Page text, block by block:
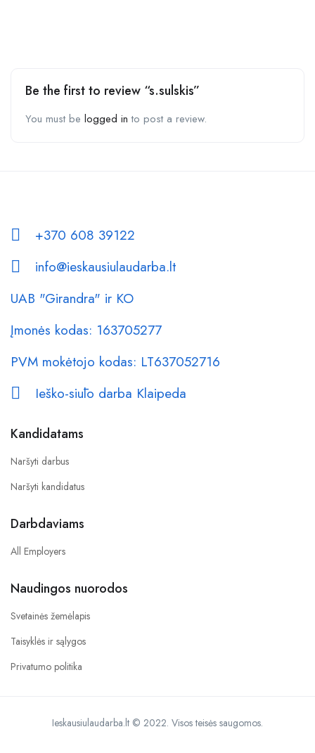
Be the first to review “s.sulskis”
You must be logged in to post a review.
+370 608 39122
info@ieskausiulaudarba.lt
UAB "Girandra" ir KO
Įmonės kodas: 163705277
PVM mokėtojo kodas: LT637052716
Ieško-siūlo darba Klaipeda
Kandidatams
Naršyti darbus
Naršyti kandidatus
Darbdaviams
All Employers
Naudingos nuorodos
Svetainės žemėlapis
Taisyklės ir sąlygos
Privatumo politika
Ieskausiulaudarba.lt © 2022. Visos teisės saugomos.